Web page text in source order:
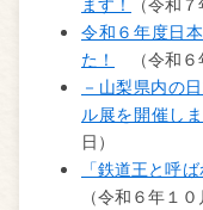
令和６年度日
た！
（令和６
－山梨県内の
ル展を開催しま
日）
「鉄道王と呼
（令和６年１